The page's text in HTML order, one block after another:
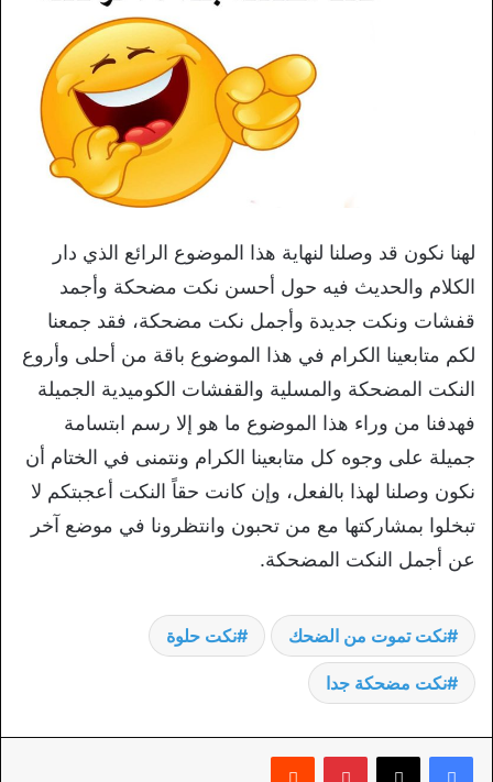
لهنا نكون قد وصلنا لنهاية هذا الموضوع الرائع الذي دار
الكلام والحديث فيه حول أحسن نكت مضحكة وأجمد
قفشات ونكت جديدة وأجمل نكت مضحكة، فقد جمعنا
لكم متابعينا الكرام في هذا الموضوع باقة من أحلى وأروع
النكت المضحكة والمسلية والقفشات الكوميدية الجميلة
فهدفنا من وراء هذا الموضوع ما هو إلا رسم ابتسامة
جميلة على وجوه كل متابعينا الكرام ونتمنى في الختام أن
نكون وصلنا لهذا بالفعل، وإن كانت حقاً النكت أعجبتكم لا
تبخلوا بمشاركتها مع من تحبون وانتظرونا في موضع آخر
عن أجمل النكت المضحكة.
نكت تموت من الضحك نكت حلوة
نكت مضحكة جدا
بينتيريست